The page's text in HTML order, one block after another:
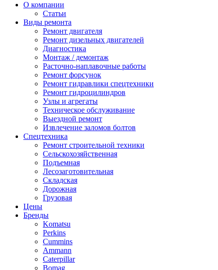
О компании
Статьи
Виды ремонта
Ремонт двигателя
Ремонт дизельных двигателей
Диагностика
Монтаж / демонтаж
Расточно-наплавочные работы
Ремонт форсунок
Ремонт гидравлики спецтехники
Ремонт гидроцилиндров
Узлы и агрегаты
Техническое обслуживание
Выездной ремонт
Извлечение заломов болтов
Спецтехника
Ремонт строительной техники
Сельскохозяйственная
Подъемная
Лесозаготовительная
Складская
Дорожная
Грузовая
Цены
Бренды
Komatsu
Perkins
Cummins
Ammann
Caterpillar
Bomag